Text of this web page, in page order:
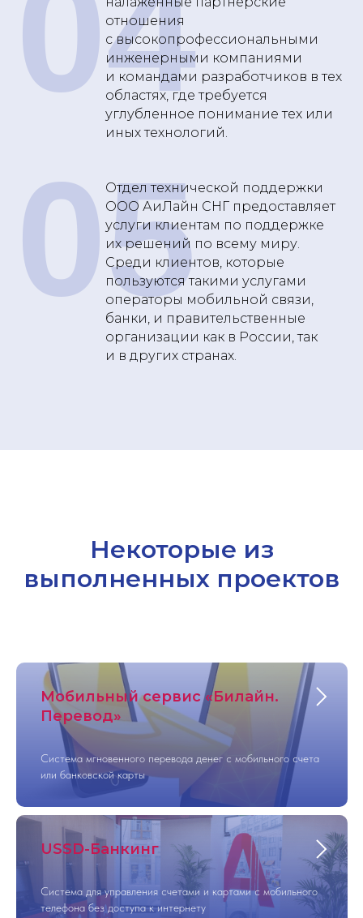
отношения
с высокопрофессиональными
инженерными компаниями
и командами разработчиков в тех
областях, где требуется
углубленное понимание тех или
иных технологий.
Отдел технической поддержки
ООО АиЛайн СНГ предоставляет
услуги клиентам по поддержке
их решений по всему миру.
Среди клиентов, которые
пользуются такими услугами
операторы мобильной связи,
банки, и правительственные
организации как в России, так
и в других странах.
05
Некоторые из
выполненных проектов
Мобильный сервис «Билайн.
Перевод»
Система мгновенного перевода денег с мобильного счета
или банковской карты
USSD-Банкинг
Система для управления счетами и картами с мобильного
телефона без доступа к интернету